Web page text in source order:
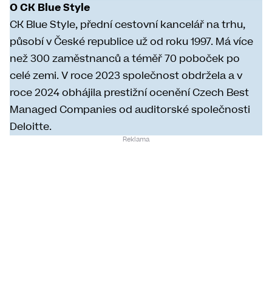
O CK Blue Style
CK Blue Style, přední cestovní kancelář na trhu,
působí v České republice už od roku 1997. Má více
než 300 zaměstnanců a téměř 70 poboček po
celé zemi. V roce 2023 společnost obdržela a v
roce 2024 obhájila prestižní ocenění Czech Best
Managed Companies od auditorské společnosti
Deloitte.